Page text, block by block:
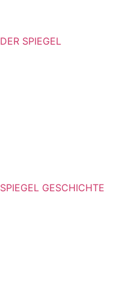
DER SPIEGEL
SPIEGEL GESCHICHTE